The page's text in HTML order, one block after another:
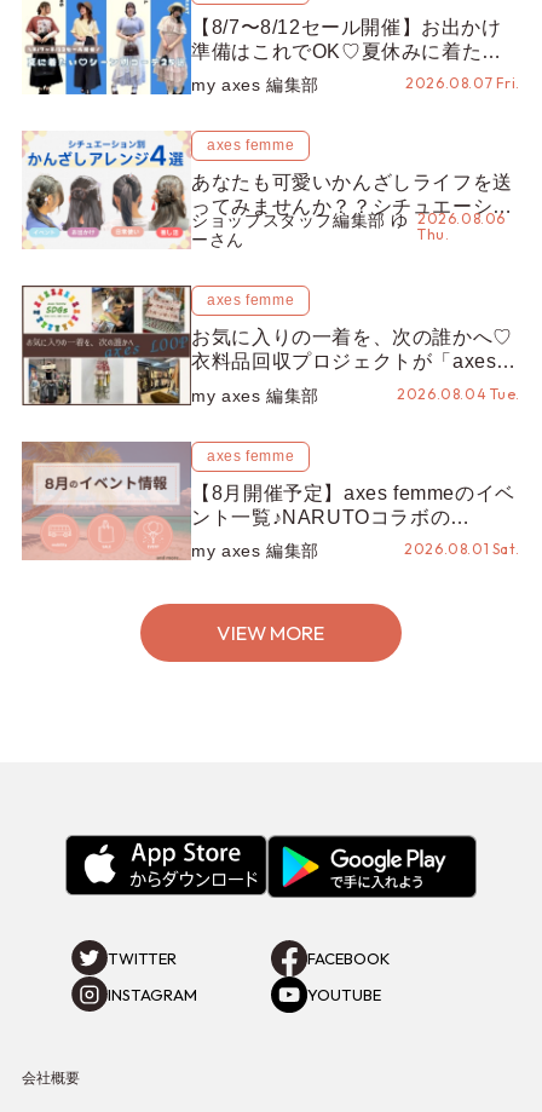
【8/7〜8/12セール開催】お出かけ
準備はこれでOK♡夏休みに着たい
コーデ25選をシーン別に徹底解説！
my axes 編集部 2026.08.07 Fri.
axes femme
あなたも可愛いかんざしライフを送
ってみませんか？？シチュエーショ
ン別“かんざし”のオススメ【ショッ
プスタッフ編集部】
ショップスタッフ編集部 ゆ
ーさん
2026.08.06
Thu.
axes femme
お気に入りの一着を、次の誰かへ♡
衣料品回収プロジェクトが「axes
LOOP」にアップデート！活用する
とポイントが手に入る◎
my axes 編集部 2026.08.04 Tue.
axes femme
【8月開催予定】axes femmeのイベ
ント一覧♪NARUTOコラボの
REZEN POPUPから、プチYour
Stage.、ティーパーティまで！8月
my axes 編集部 2026.08.01 Sat.
VIEW MORE
TWITTER
FACEBOOK
INSTAGRAM
YOUTUBE
会社概要